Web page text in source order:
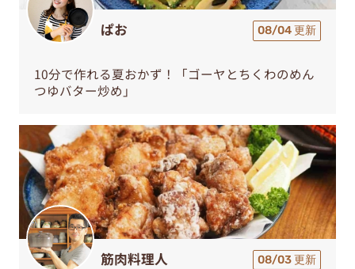
ぱお 08/04 更新
10分で作れる夏おかず！「ゴーヤとちくわのめん
つゆバター炒め」
筋肉料理人 08/03 更新